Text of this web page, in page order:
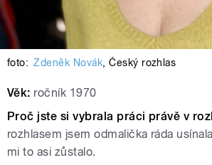
foto: Zdeněk Novák,Český rozhlas
Věk: ročník 1970
Proč jste si vybrala práci právě v
rozhlasem jsem odmalička ráda
mi to asi zůstalo.